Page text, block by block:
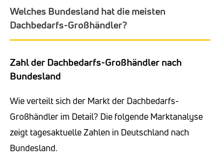
Welches Bundesland hat die meisten
Dachbedarfs-Großhändler?
Zahl der Dachbedarfs-Großhändler nach
Bundesland
Wie verteilt sich der Markt der Dachbedarfs-
Großhändler im Detail? Die folgende Marktanalyse
zeigt tagesaktuelle Zahlen in Deutschland nach
Bundesland.